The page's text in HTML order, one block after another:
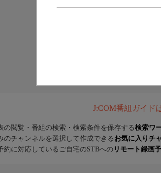
J:COM番組ガイド
の閲覧・番組の検索・検索条件を保存する検索ワ
のチャンネルを選択して作成できる お気に入りチ
約に対応しているご自宅のSTBへの リモート録画